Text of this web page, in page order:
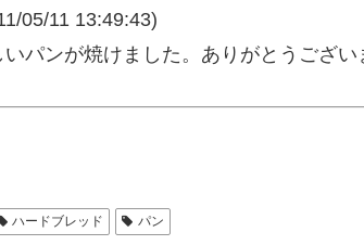
05/11 13:49:43)
パンが焼けました。ありがとうござい
ハードブレッド パン